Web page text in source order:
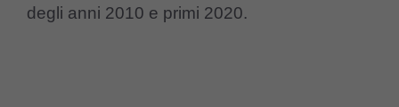
degli anni 2010 e primi 2020.